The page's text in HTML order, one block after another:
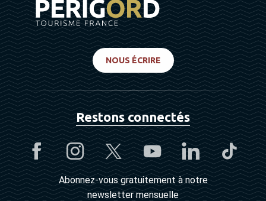
NOUS ÉCRIRE
Restons connectés
Abonnez-vous gratuitement à notre
newsletter mensuelle